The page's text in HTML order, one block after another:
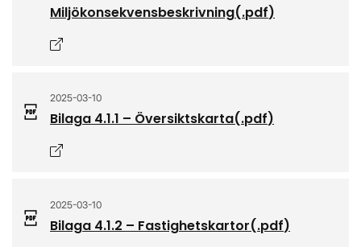
Miljökonsekvensbeskrivning(.pdf)
2025-03-10
Bilaga 4.1.1 – Översiktskarta(.pdf)
2025-03-10
Bilaga 4.1.2 – Fastighetskartor(.pdf)